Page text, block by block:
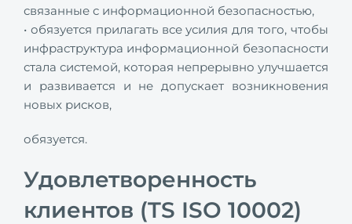
связанные с информационной безопасностью,
• обязуется прилагать все усилия для того, чтобы
инфраструктура информационной безопасности
стала системой, которая непрерывно улучшается
и развивается и не допускает возникновения
новых рисков,
обязуется.
Удовлетворенность
клиентов (TS ISO 10002)